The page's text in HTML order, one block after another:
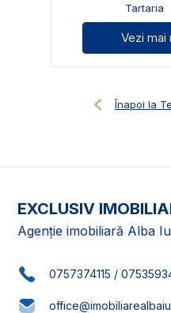
Tartaria
Vezi mai
Înapoi la
EXCLUSIV
Agenție imobiliară Alba
0757374115 /